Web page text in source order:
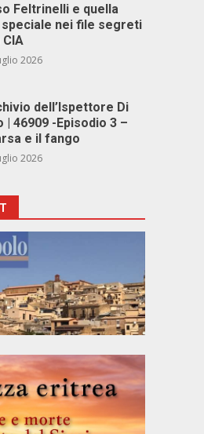
Feltrinelli e quella
speciale nei file segreti
2026
dell’Ispettore Di
| 46909 -Episodio 3 –
e il fango
2026